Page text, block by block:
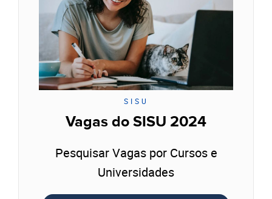
SISU
Vagas do SISU 2024
Pesquisar Vagas por Cursos e
Universidades